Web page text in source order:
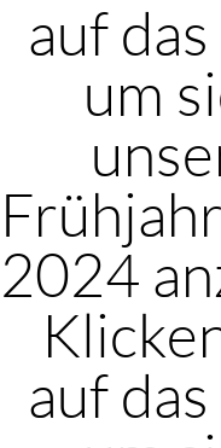
auf
um
2024
auf